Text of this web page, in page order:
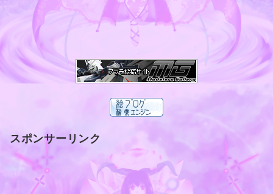
スポンサーリンク